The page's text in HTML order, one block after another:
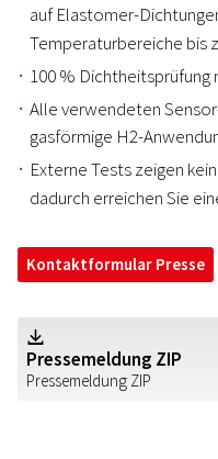
auf Elastomer-
Temperaturbereiche bis
100 %
Alle verwendeten
gasförmige H2-
Externe Tests zeigen
dadurch erreichen Sie
Kontaktformular Presse
Pressemeldung ZIP
Pressemeldung ZIP
Z